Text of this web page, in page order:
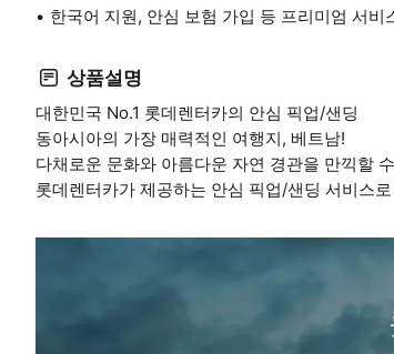
한국어 지원, 안심 보험 가입 등 프리미엄 서비
상품설명
대한민국 No.1 롯데렌터카의 안심 픽업/샌딩
동아시아의 가장 매력적인 여행지, 베트남!
다채로운 문화와 아름다운 자연 경관을 만끽할
롯데렌터카가 제공하는 안심 픽업/샌딩 서비스